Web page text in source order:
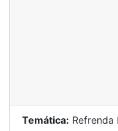
Temática: Refrenda